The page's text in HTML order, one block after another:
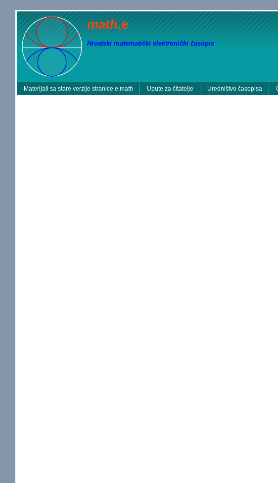
math.e
Hrvatski matematički elektronički časopis
Materijali sa stare verzije stranice e.math Upute za čitatelje Uredništvo časopisa